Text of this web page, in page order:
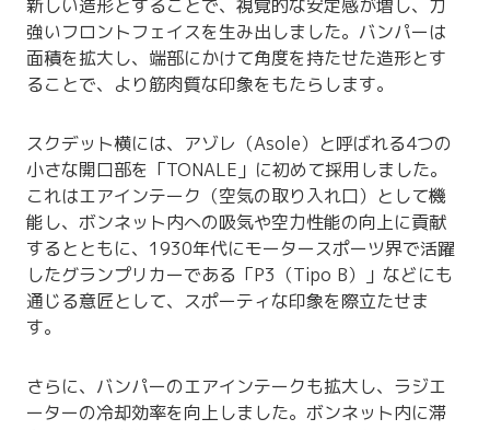
新しい造形とすることで、視覚的な安定感が増し、力
強いフロントフェイスを生み出しました。バンパーは
面積を拡大し、端部にかけて角度を持たせた造形とす
ることで、より筋肉質な印象をもたらします。
スクデット横には、アゾレ（Asole）と呼ばれる4つの
小さな開口部を「TONALE」に初めて採用しました。
これはエアインテーク（空気の取り入れ口）として機
能し、ボンネット内への吸気や空力性能の向上に貢献
するとともに、1930年代にモータースポーツ界で活躍
したグランプリカーである「P3（Tipo B）」などにも
通じる意匠として、スポーティな印象を際立たせま
す。
さらに、バンパーのエアインテークも拡大し、ラジエ
ーターの冷却効率を向上しました。ボンネット内に滞